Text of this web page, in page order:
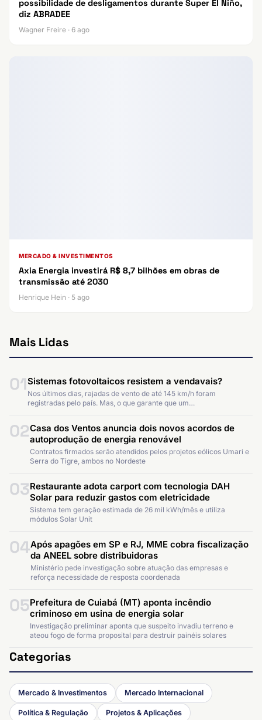
possibilidade de desligamentos durante Super El Niño,
diz ABRADEE
Wagner Freire · 6 ago
MERCADO & INVESTIMENTOS
Axia Energia investirá R$ 8,7 bilhões em obras de
transmissão até 2030
Henrique Hein · 5 ago
Mais Lidas
01Sistemas fotovoltaicos resistem a vendavais?
Nos últimos dias, rajadas de vento de até 145 km/h foram
registradas pelo país. Mas, o que garante que um…
02Casa dos Ventos anuncia dois novos acordos de
autoprodução de energia renovável
Contratos firmados serão atendidos pelos projetos eólicos Umari e
Serra do Tigre, ambos no Nordeste
03Restaurante adota carport com tecnologia DAH
Solar para reduzir gastos com eletricidade
Sistema tem geração estimada de 26 mil kWh/mês e utiliza
módulos Solar Unit
04Após apagões em SP e RJ, MME cobra fiscalização
da ANEEL sobre distribuidoras
Ministério pede investigação sobre atuação das empresas e
reforça necessidade de resposta coordenada
05Prefeitura de Cuiabá (MT) aponta incêndio
criminoso em usina de energia solar
Investigação preliminar aponta que suspeito invadiu terreno e
ateou fogo de forma proposital para destruir painéis solares
Categorias
Mercado & Investimentos Mercado Internacional
Política & Regulação Projetos & Aplicações